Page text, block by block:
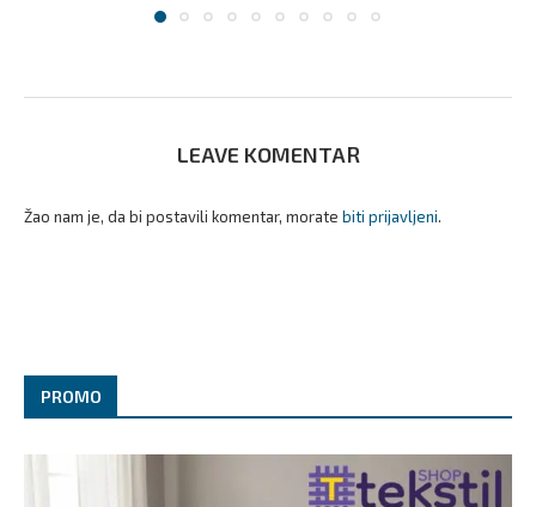
LEAVE KOMENTAR
Žao nam je, da bi postavili komentar, morate biti prijavljeni.
PROMO